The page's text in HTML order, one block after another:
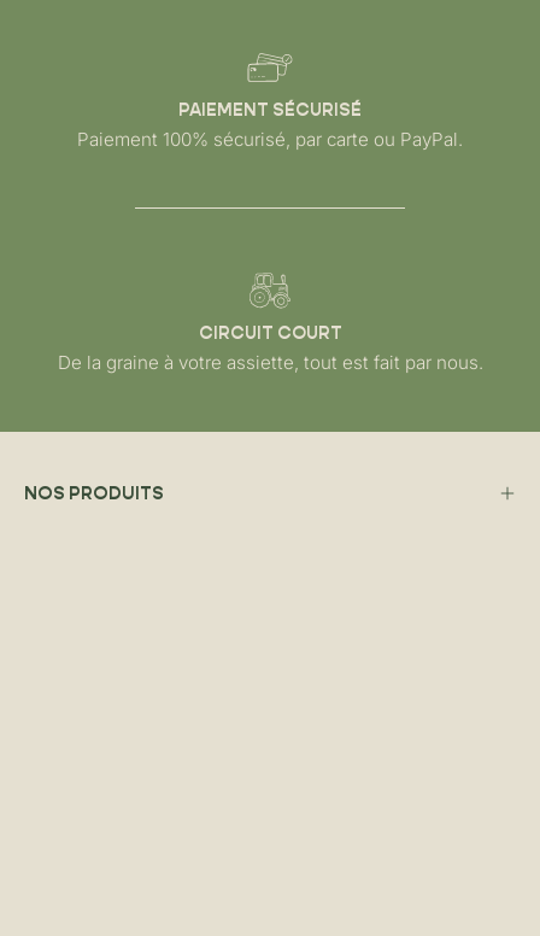
PAIEMENT SÉCURISÉ
Paiement 100% sécurisé, par carte ou PayPal.
CIRCUIT COURT
De la graine à votre assiette, tout est fait par nous.
NOS PRODUITS